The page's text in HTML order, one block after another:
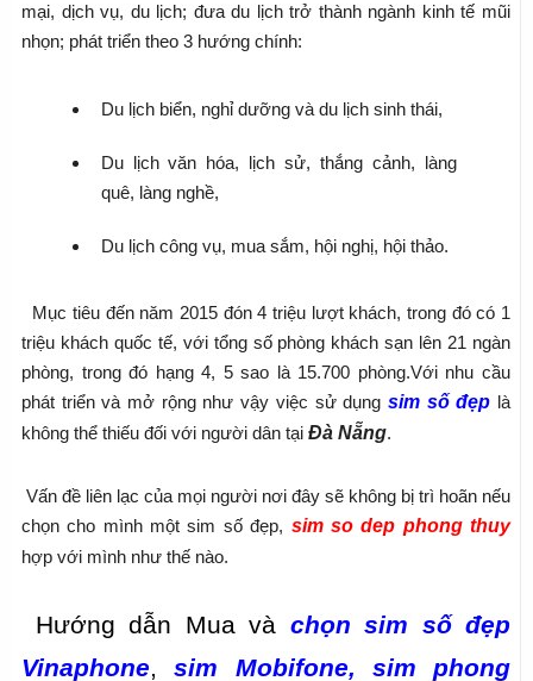
mại, dịch vụ, du lịch; đưa du lịch trở thành ngành kinh tế mũi
nhọn; phát triển theo 3 hướng chính:
Du lịch biển, nghỉ dưỡng và du lịch sinh thái,
Du lịch văn hóa, lịch sử, thắng cảnh, làng
quê, làng nghề,
Du lịch công vụ, mua sắm, hội nghị, hội thảo.
triệu khách quốc tế, với tổng số phòng khách sạn lên 21 ngàn
phòng, trong đó hạng 4, 5 sao là 15.700 phòng.Với nhu cầu
phát triển và mở rộng như vậy việc sử dụng sim số đẹp là
không thể thiếu đối với người dân tại Đà Nẵng.
chọn cho mình một sim số đẹp, sim so dep phong thuy
hợp với mình như thế nào.
Hướng dẫn Mua và chọn sim số đẹp
Vinaphone, sim Mobifone, sim phong